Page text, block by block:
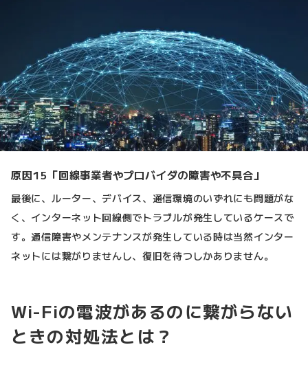
原因15「回線事業者やプロバイダの障害や不具合」
最後に、ルーター、デバイス、通信環境のいずれにも問題がな
く、インターネット回線側でトラブルが発生しているケースで
す。通信障害やメンテナンスが発生している時は当然インター
ネットには繋がりませんし、復旧を待つしかありません。
Wi-Fiの電波があるのに繋がらない
ときの対処法とは？